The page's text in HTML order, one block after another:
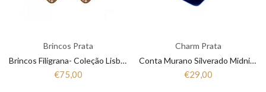
Brincos Prata
Brincos Filigrana- Coleção Lisboa
€75,00
Charm Prata
Conta Murano Silverado Midnight Magic AD19
€29,00